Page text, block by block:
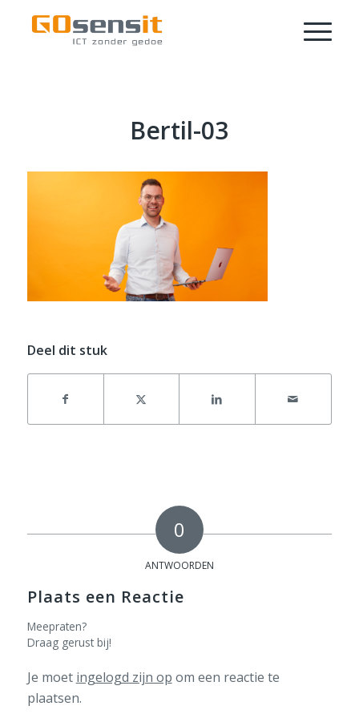
Bertil-03
Deel dit stuk
0
ANTWOORDEN
Plaats een Reactie
Meepraten?
Draag gerust bij!
Je moet ingelogd zijn op om een reactie te
plaatsen.